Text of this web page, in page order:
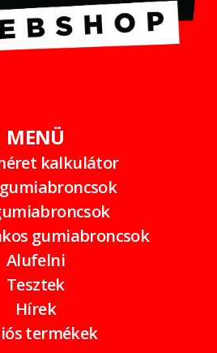
MENÜ
kalkulátor
gumiabroncsok
Alufelni
Tesztek
Hírek
termékek